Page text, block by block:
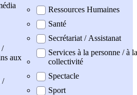
/
aux
/
Ressources Humaines
Santé
Secrétariat / Assistanat
Services à la personne / à la
collectivité
Spectacle
Sport